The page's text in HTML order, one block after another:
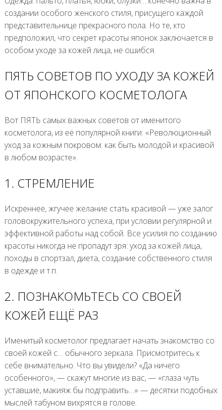
создании особого женского стиля, присущего каждой
представительнице прекрасного пола. Но те, кто
предположил, что секрет красоты японок заключается в
особом уходе за кожей лица, не ошибся.
ПЯТЬ СОВЕТОВ ПО УХОДУ ЗА КОЖЕЙ
ОТ ЯПОНСКОГО КОСМЕТОЛОГА
Вот ПЯТЬ самых важных советов от именитого
косметолога, из её популярной книги: «Революционный
уход за кожным покровом: как быть молодой и красивой
в любом возрасте».
1. СТРЕМЛЕНИЕ
Искреннее, жгучее желание стать красивой — уже залог
головокружительного успеха, при условии регулярной и
эффективной работы над собой. Все усилия по созданию
красоты никогда не пропадут зря: уход за кожей лица,
походы в спортзал, диета, создание собственного стиля
в одежде и т.п.
2. ПОЗНАКОМЬТЕСЬ СО СВОЕЙ
КОЖЕЙ ЕЩЁ РАЗ
Именитый косметолог предлагает начать знакомство со
своей кожей с… обычного зеркала. Присмотритесь к
себе внимательно. Что вы увидели? «Да ничего
особенного», — скажут многие из вас, — «глаза чуть
уставшие, макияж бы подправить…» — десятки подобных
мыслей табуном вихрятся в голове.